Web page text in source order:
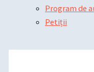
Program de
Petiții